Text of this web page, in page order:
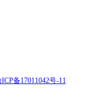
ICP备17011042号-11